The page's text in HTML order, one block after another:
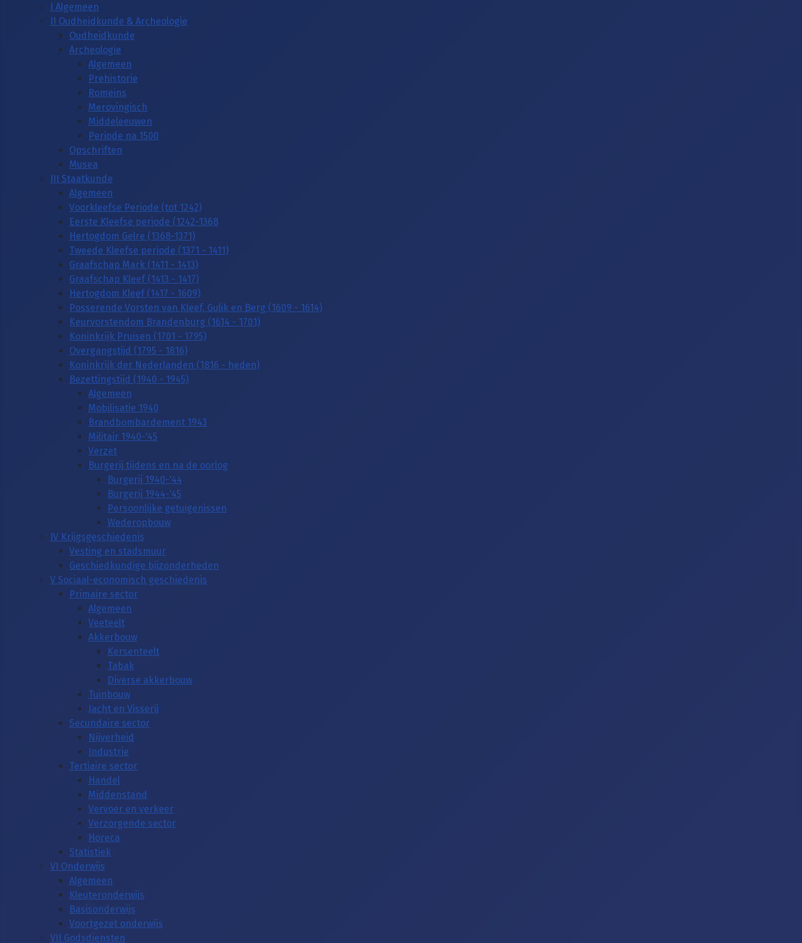
I Algemeen
II Oudheidkunde & Archeologie
Oudheidkunde
Archeologie
Algemeen
Prehistorie
Romeins
Merovingisch
Middeleeuwen
Periode na 1500
Opschriften
Musea
III Staatkunde
Algemeen
Voorkleefse Periode (tot 1242)
Eerste Kleefse periode (1242-1368
Hertogdom Gelre (1368-1371)
Tweede Kleefse periode (1371 - 1411)
Graafschap Mark (1411 - 1413)
Graafschap Kleef (1413 - 1417)
Hertogdom Kleef (1417 - 1609)
Posserende Vorsten van Kleef, Gulik en Berg (1609 - 1614)
Keurvorstendom Brandenburg (1614 - 1701)
Koninkrijk Pruisen (1701 - 1795)
Overgangstijd (1795 - 1816)
Koninkrijk der Nederlanden (1816 - heden)
Bezettingstijd (1940 - 1945)
Algemeen
Mobilisatie 1940
Brandbombardement 1943
Militair 1940-'45
Verzet
Burgerij tijdens en na de oorlog
Burgerij 1940-'44
Burgerij 1944-'45
Persoonlijke getuigenissen
Wederopbouw
IV Krijgsgeschiedenis
Vesting en stadsmuur
Geschiedkundige bijzonderheden
V Sociaal-economisch geschiedenis
Primaire sector
Algemeen
Veeteelt
Akkerbouw
Kersenteelt
Tabak
Diverse akkerbouw
Tuinbouw
Jacht en Visserij
Secundaire sector
Nijverheid
Industrie
Tertiaire sector
Handel
Middenstand
Vervoer en verkeer
Verzorgende sector
Horeca
Statistiek
VI Onderwijs
Algemeen
Kleuteronderwijs
Basisonderwijs
Voortgezet onderwijs
VII Godsdiensten